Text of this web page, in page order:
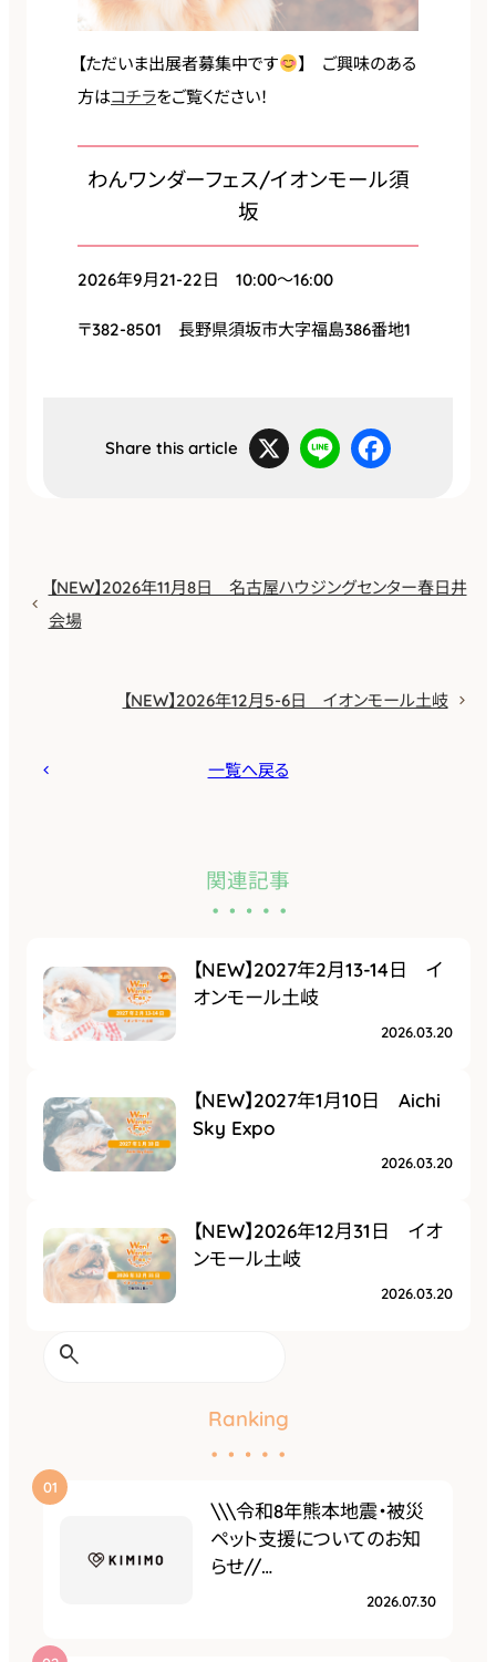
【ただいま出展者募集中です
】 ご興味のある
方はコチラをご覧ください！
わんワンダーフェス/イオンモール須
坂
2026年9月21-22日 10:00〜16:00
〒382-8501 長野県須坂市大字福島386番地1
Share this article X L
ne
【NEW】2026年11月8日 名古屋ハウジングセンター春日井
会場
一覧へ戻る
【NEW】2026年12月5-6日 イオンモール土岐
関連記事
【NEW】2027年2月13-14日 イ
オンモール土岐
2026.03.20
【NEW】2027年1月10日 Aichi
Sky Expo
2026.03.20
【NEW】2026年12月31日 イオ
ンモール土岐
2026.03.20
Ranking
\\\令和8年熊本地震・被災
ペット支援についてのお知
らせ//…
2026.07.30